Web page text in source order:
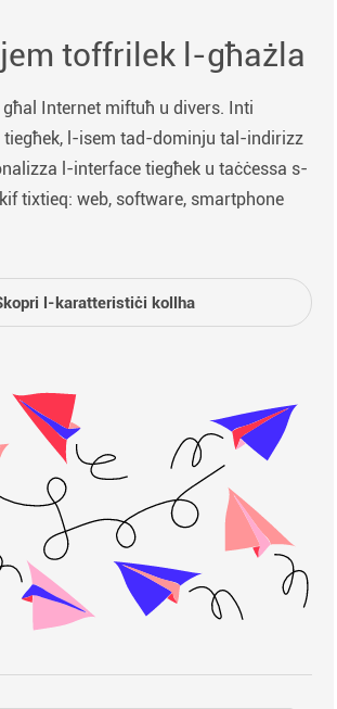
toffrilek l-għażla
Internet miftuħ u divers. Inti
l-isem tad-dominju tal-indirizz
l-interface tiegħek u taċċessa s-
tixtieq: web, software, smartphone
l-karatteristiċi kollha